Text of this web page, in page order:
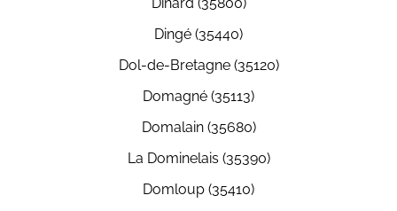
Dingé (35440)
Dol-de-Bretagne (35120)
Domagné (35113)
Domalain (35680)
La Dominelais (35390)
Domloup (35410)